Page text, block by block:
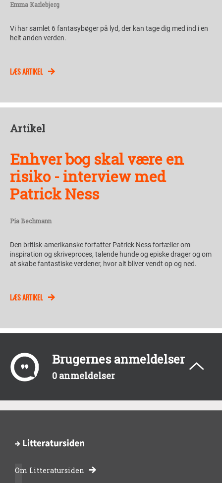
Emma Karlebjerg
Vi har samlet 6 fantasybøger på lyd, der kan tage dig med ind i en
helt anden verden.
LÆS ARTIKEL
Artikel
Enhver bog skal være en
risiko - interview med
Patrick Ness
Pia Bechmann
Den britisk-amerikanske forfatter Patrick Ness fortæller om
inspiration og skriveproces, talende hunde og episke drager og om
at skabe fantastiske verdener, hvor alt bliver vendt op og ned.
LÆS ARTIKEL
Brugernes anmeldelser
0 anmeldelser
Om Litteratursiden